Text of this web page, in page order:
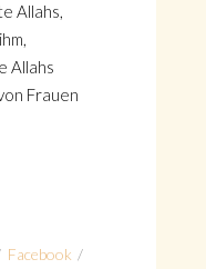
Allahs,
Allahs
Frauen
Facebook /